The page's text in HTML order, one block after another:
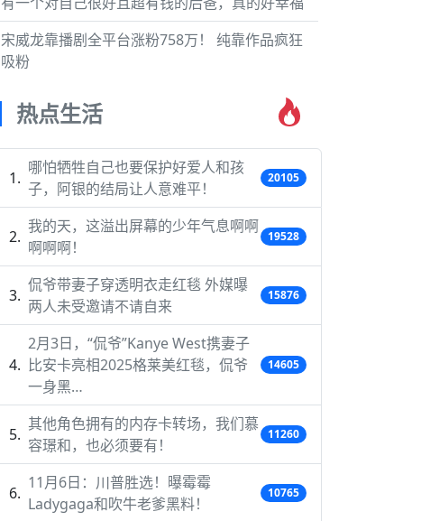
宋威龙靠播剧全平台涨粉758万！ 纯靠作品疯狂
吸粉
热点生活
哪怕牺牲自己也要保护好爱人和孩
子，阿银的结局让人意难平！
20105
我的天，这溢出屏幕的少年气息啊啊
啊啊啊！
19528
侃爷带妻子穿透明衣走红毯 外媒曝
两人未受邀请不请自来
15876
2月3日，“侃爷”Kanye West携妻子
比安卡亮相2025格莱美红毯，侃爷
一身黑…
14605
其他角色拥有的内存卡转场，我们慕
容璟和，也必须要有！
11260
11月6日：川普胜选！曝霉霉
Ladygaga和吹牛老爹黑料！
10765